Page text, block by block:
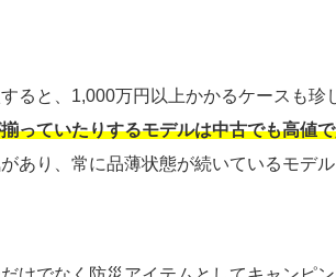
ると、1,000万円以上かかるケースも珍
っていたりするモデルは中古でも高値
あり、常に品薄状態が続いているモデル